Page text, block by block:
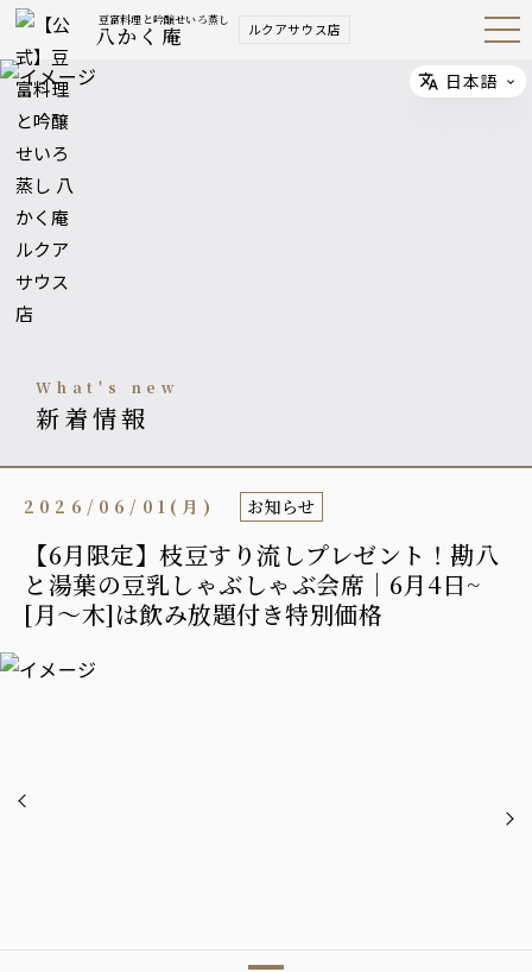
豆富料理と吟醸せいろ蒸し
八かく庵 ルクアサウス店 Open
Navig
what's new
新着情報
【6月限定】枝豆すり流しプレゼント！勘八
と湯葉の豆乳しゃぶしゃぶ会席｜6月4日~
[月～木]は飲み放題付き特別価格
2026/06/01(月) お知らせ
Select
日本語